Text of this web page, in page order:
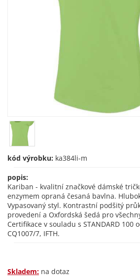
kód výrobku: ka384li-m
popis:
Kariban - kvalitní značkové dámské
enzymem opraná česaná bavlna.
Vypasovaný styl. Kontrastní podšitý
provedení a Oxfordská šedá pro
Certifikace v souladu s STANDARD 100
CQ1007/7, IFTH.
Skladem: na dotaz